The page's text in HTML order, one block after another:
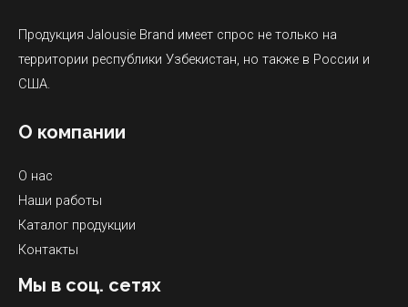
Продукция Jalousie Brand имеет спрос не только на
территории республики Узбекистан, но также в России и
США.
О компании
О нас
Наши работы
Каталог продукции
Контакты
Мы в соц. сетях